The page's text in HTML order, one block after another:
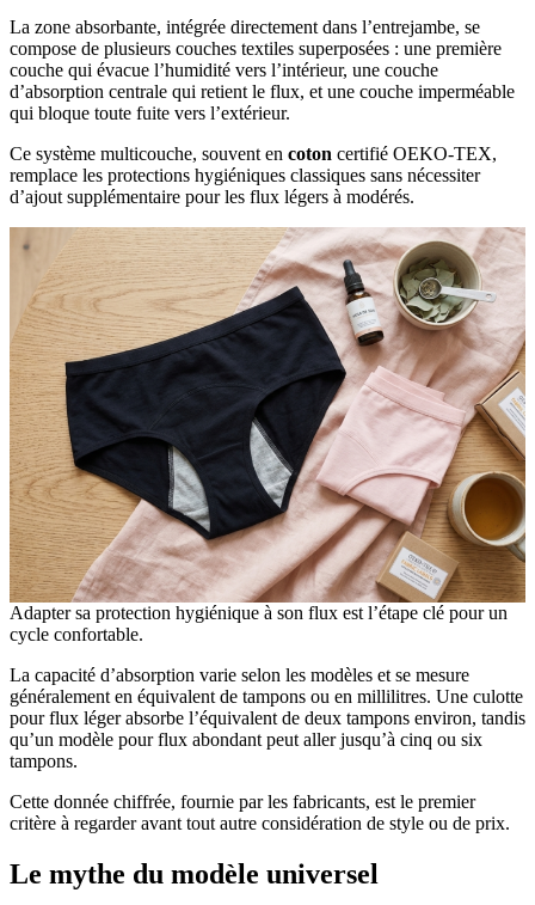
La zone absorbante, intégrée directement dans l’entrejambe, se
compose de plusieurs couches textiles superposées : une première
couche qui évacue l’humidité vers l’intérieur, une couche
d’absorption centrale qui retient le flux, et une couche imperméable
qui bloque toute fuite vers l’extérieur.
Ce système multicouche, souvent en coton certifié OEKO-TEX,
remplace les protections hygiéniques classiques sans nécessiter
d’ajout supplémentaire pour les flux légers à modérés.
Adapter sa protection hygiénique à son flux est l’étape clé pour un
cycle confortable.
La capacité d’absorption varie selon les modèles et se mesure
généralement en équivalent de tampons ou en millilitres. Une culotte
pour flux léger absorbe l’équivalent de deux tampons environ, tandis
qu’un modèle pour flux abondant peut aller jusqu’à cinq ou six
tampons.
Cette donnée chiffrée, fournie par les fabricants, est le premier
critère à regarder avant tout autre considération de style ou de prix.
Le mythe du modèle universel